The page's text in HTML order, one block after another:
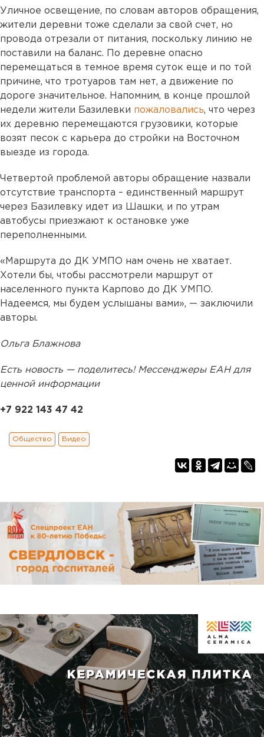
Уличное освещение, по словам авторов обращения,
жители деревни тоже сделали за свой счет, но
провода отрезали от питания, поскольку линию не
поставили на баланс. По деревне опасно
перемещаться в темное время суток еще и по той
причине, что тротуаров там нет, а движение по
дороге значительное. Напомним, в конце прошлой
недели жители Базилевки пожаловались, что через
их деревню перемещаются грузовики, которые
возят песок с карьера до стройки на Восточном
выезде из города.
Четвертой проблемой авторы обращение назвали
отсутствие транспорта – единственный маршрут
через Базилевку идет из Шашки, и по утрам
автобусы приезжают к остановке уже
переполненными.
«Маршрута до ДК УМПО нам очень не хватает.
Хотели бы, чтобы рассмотрели маршрут от
населенного пункта Карпово до ДК УМПО.
Надеемся, мы будем услышаны вами», — заключили
авторы.
Ольга Блажнова
Есть новость — поделитесь! Мессенджеры ЕАН для
ценной информации
+7 922 143 47 42
Общество Видео